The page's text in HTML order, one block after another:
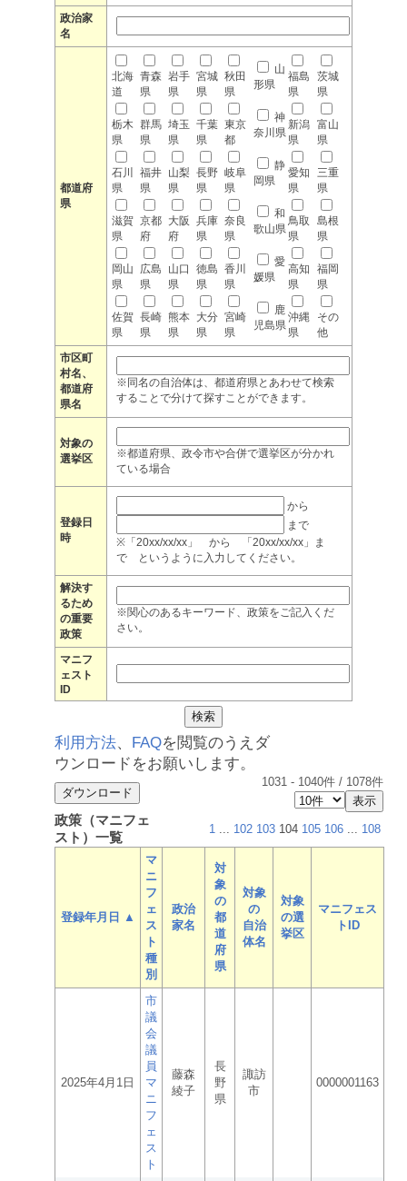
政治家
名
都道府
県
北海
道
青森
県
岩手
県
宮城
県
秋田
県
山
形県
福島
県
茨城
県
栃木
県
群馬
県
埼玉
県
千葉
県
東京
都
神
奈川県
新潟
県
富山
県
石川
県
福井
県
山梨
県
長野
県
岐阜
県
静
岡県
愛知
県
三重
県
滋賀
県
京都
府
大阪
府
兵庫
県
奈良
県
和
歌山県
鳥取
県
島根
県
岡山
県
広島
県
山口
県
徳島
県
香川
県
愛
媛県
高知
県
福岡
県
佐賀
県
長崎
県
熊本
県
大分
県
宮崎
県
鹿
児島県
沖縄
県
その
他
市区町
村名、
都道府
県名
※同名の自治体は、都道府県とあわせて検索
することで分けて探すことができます。
対象の
選挙区
※都道府県、政令市や合併で選挙区が分かれ
ている場合
登録日
時
から
まで
※「20xx/xx/xx」 から 「20xx/xx/xx」ま
で というように入力してください。
解決す
るため
の重要
政策
※関心のあるキーワード、政策をご記入くだ
さい。
マニフ
ェスト
ID
利用方法、 FAQを閲覧のうえダ
ウンロードをお願いします。
1031 - 1040件 / 1078件
政策（マニフェ
スト）一覧
1 ... 102 103 104 105 106 ... 108
登録年月日 ▲
マ
ニ
フ
ェ
ス
ト
種
別
政治
家名
対
象
の
都
道
府
県
対象
の
自治
体名
対象
の選
挙区
マニフェス
トID
2025年4月1日
市
議
会
議
員
マ
ニ
フ
ェ
ス
ト
藤森
綾子
長
野
県
諏訪
市
0000001163